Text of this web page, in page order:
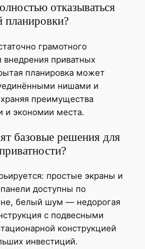
отказываться
планировки?
грамотного
внедрения приватных
планировка может
нишами и
преимущества
и экономии места.
базовые решения для
простые экраны и
доступны по
белый шум — недорогая
с подвесными
конструкцией
инвестиций.